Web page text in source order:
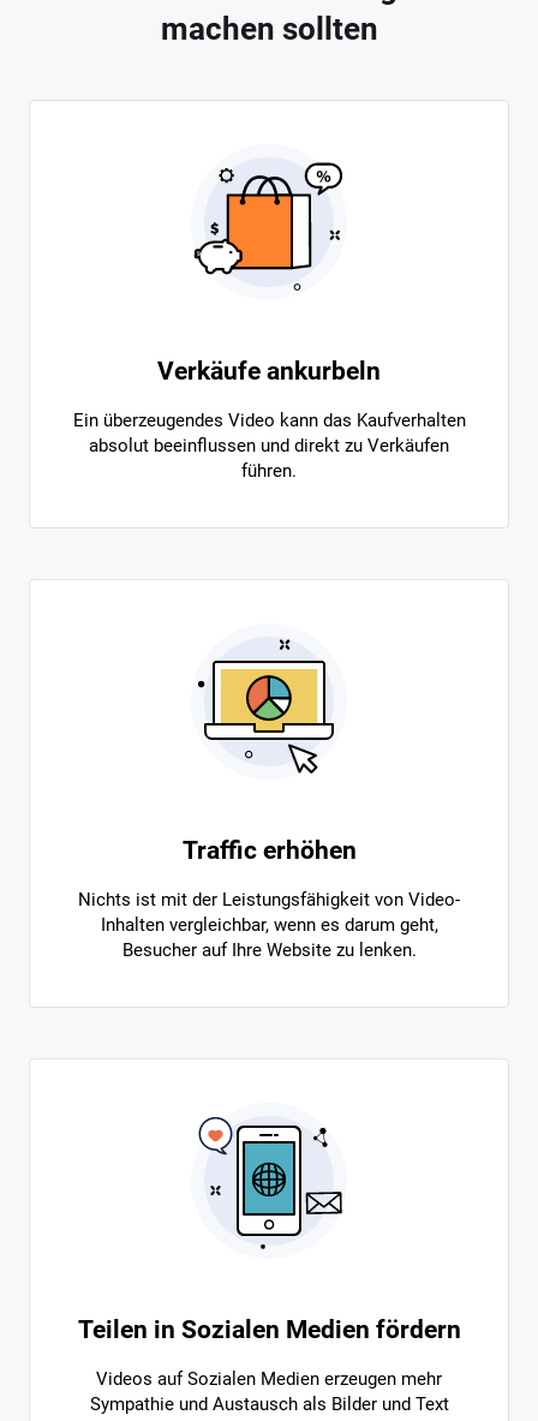
machen sollten
Verkäufe ankurbeln
Ein überzeugendes Video kann das Kaufverhalten
absolut beeinflussen und direkt zu Verkäufen
führen.
Traffic erhöhen
Nichts ist mit der Leistungsfähigkeit von Video-
Inhalten vergleichbar, wenn es darum geht,
Besucher auf Ihre Website zu lenken.
Teilen in Sozialen Medien fördern
Videos auf Sozialen Medien erzeugen mehr
Sympathie und Austausch als Bilder und Text